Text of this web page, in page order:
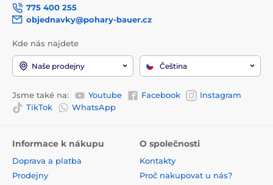
775 400 255
objednavky@pohary-bauer.cz
Kde nás najdete
Naše prodejny Čeština
Jsme také na: Youtube Facebook
Instagram
TikTok
WhatsApp
Informace k nákupu
Doprava a platba
Prodejny
O společnosti
Kontakty
Proč nakupovat u nás?